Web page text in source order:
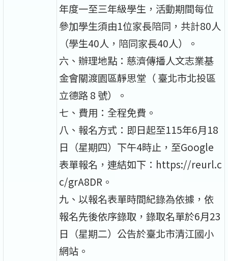
年度一至三年級學生，活動期間每位
參加學生須由1位家長陪同，共計80人
（學生40人，陪同家長40人）。
六、辦理地點：慈濟傳播人文志業基
金會關渡園區靜思堂（ 臺北市北投區
立德路 8 號）。
七、費用：全程免費。
八、報名方式：即日起至115年6月18
日（星期四）下午4時止，至Google
表單報名，連結如下：https://reurl.c
c/grA8DR。
九、以報名表單時間紀錄為依據，依
報名先後依序錄取，錄取名單於6月23
日（星期二）公告於臺北市清江國小
網站。